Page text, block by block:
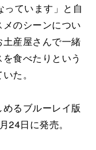
っています」と自
のシーンについ
産屋さんで一緒
食べたりという
た。
るブルーレイ版
24日に発売。